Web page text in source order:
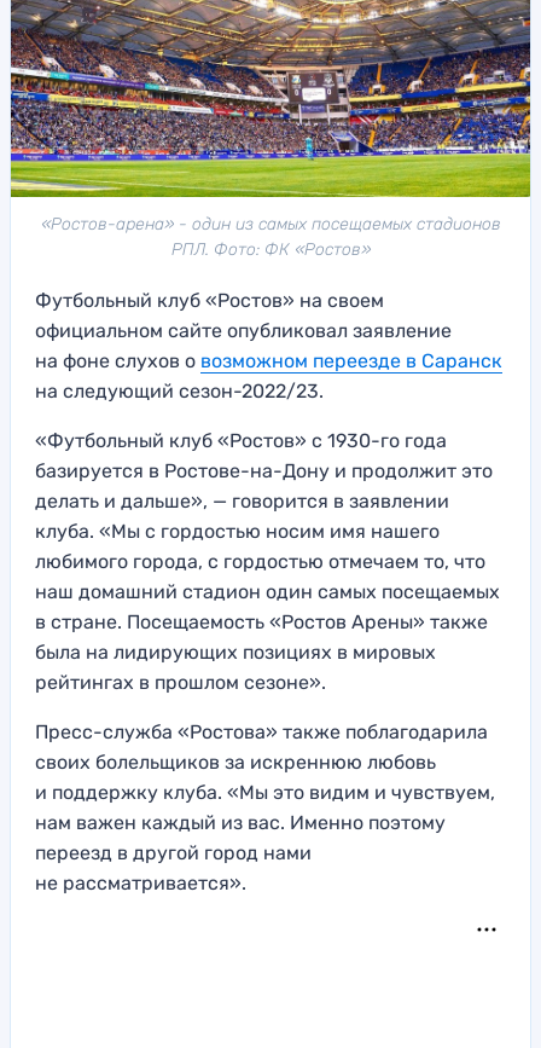
«Ростов-арена» - один из самых посещаемых стадионов
РПЛ. Фото: ФК «Ростов»
Футбольный клуб «Ростов» на своем
официальном сайте опубликовал заявление
на фоне слухов о возможном переезде в Саранск
на следующий сезон-2022/23.
«Футбольный клуб «Ростов» с 1930-го года
базируется в Ростове-на-Дону и продолжит это
делать и дальше», — говорится в заявлении
клуба. «Мы с гордостью носим имя нашего
любимого города, с гордостью отмечаем то, что
наш домашний стадион один самых посещаемых
в стране. Посещаемость «Ростов Арены» также
была на лидирующих позициях в мировых
рейтингах в прошлом сезоне».
Пресс-служба «Ростова» также поблагодарила
своих болельщиков за искреннюю любовь
и поддержку клуба. «Мы это видим и чувствуем,
нам важен каждый из вас. Именно поэтому
переезд в другой город нами
не рассматривается».